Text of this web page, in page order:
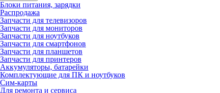
Блоки питания, зарядки
Распродажа
Запчасти для телевизоров
Запчасти для мониторов
Запчасти для ноутбуков
Запчасти для смартфонов
Запчасти для планшетов
Запчасти для принтеров
Аккумуляторы, батарейки
Комплектующие для ПК и ноутбуков
Сим-карты
Для ремонта и сервиса